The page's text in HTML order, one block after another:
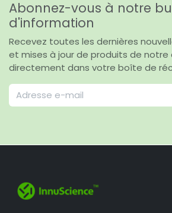
Abonnez-vous à notre
d'information
Recevez toutes les dernières
et mises à jour de produits de notre
directement dans votre boîte de